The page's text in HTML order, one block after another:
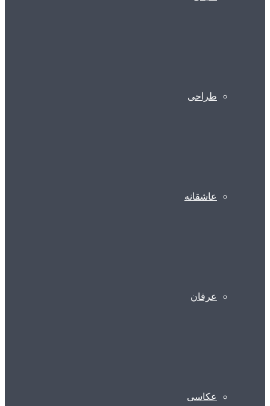
طراحی
عاشقانه
عرفان
عکاسی